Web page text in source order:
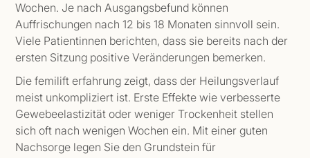
Wochen. Je nach Ausgangsbefund können
Auffrischungen nach 12 bis 18 Monaten sinnvoll sein.
Viele Patientinnen berichten, dass sie bereits nach der
ersten Sitzung positive Veränderungen bemerken.
Die femilift erfahrung zeigt, dass der Heilungsverlauf
meist unkompliziert ist. Erste Effekte wie verbesserte
Gewebeelastizität oder weniger Trockenheit stellen
sich oft nach wenigen Wochen ein. Mit einer guten
Nachsorge legen Sie den Grundstein für